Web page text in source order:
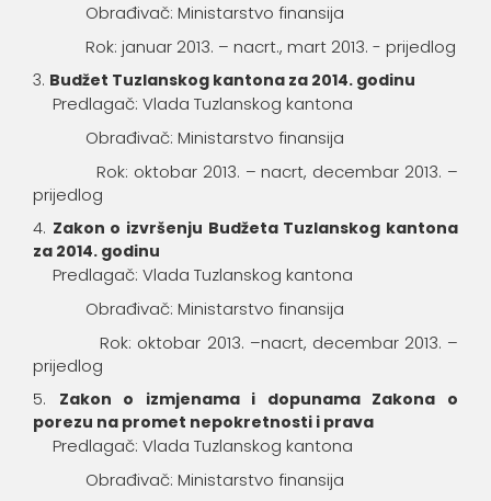
Obrađivač: Ministarstvo finansija
Rok: januar 2013. – nacrt., mart 2013. - prijedlog
Budžet Tuzlanskog kantona za 2014. godinu
Predlagač: Vlada Tuzlanskog kantona
Obrađivač: Ministarstvo finansija
Rok: oktobar 2013. – nacrt, decembar 2013. –
prijedlog
Zakon o izvršenju Budžeta Tuzlanskog kantona
za 2014. godinu
Predlagač: Vlada Tuzlanskog kantona
Obrađivač: Ministarstvo finansija
Rok: oktobar 2013. –nacrt, decembar 2013. –
prijedlog
Zakon o izmjenama i dopunama Zakona o
porezu na promet nepokretnosti i prava
Predlagač: Vlada Tuzlanskog kantona
Obrađivač: Ministarstvo finansija